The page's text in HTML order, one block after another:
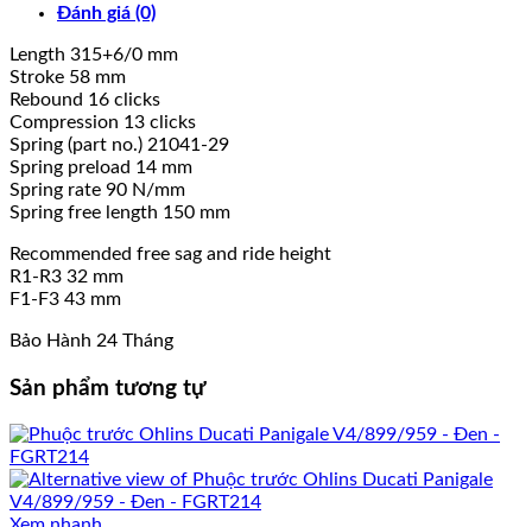
Đánh giá (0)
Length 315+6/0 mm
Stroke 58 mm
Rebound 16 clicks
Compression 13 clicks
Spring (part no.) 21041-29
Spring preload 14 mm
Spring rate 90 N/mm
Spring free length 150 mm
Recommended free sag and ride height
R1-R3 32 mm
F1-F3 43 mm
Bảo Hành 24 Tháng
Sản phẩm tương tự